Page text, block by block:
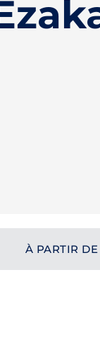
À PARTIR